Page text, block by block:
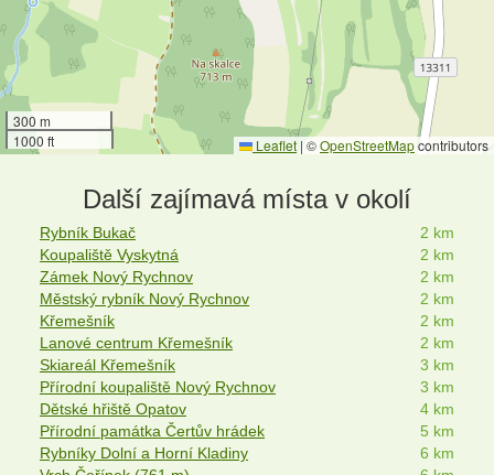
300 m
1000 ft
Leaflet | ©OpenStreetMapcontributors
Další zajímavá místa v okolí
Rybník Bukač
2 km
Koupaliště Vyskytná
2 km
Zámek Nový Rychnov
2 km
Městský rybník Nový Rychnov
2 km
Křemešník
2 km
Lanové centrum Křemešník
2 km
Skiareál Křemešník
3 km
Přírodní koupaliště Nový Rychnov
3 km
Dětské hřiště Opatov
4 km
Přírodní památka Čertův hrádek
5 km
Rybníky Dolní a Horní Kladiny
6 km